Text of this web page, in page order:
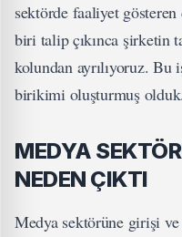
sektörde faaliyet
biri talip çıkınca şirketin
kolundan ayrılıyoruz.
birikimi oluşturmuş
MEDYA
NEDEN ÇIKTI
Medya sektörüne girişi ve